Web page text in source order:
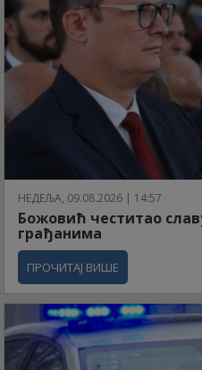
НЕДЕЉА, 09.08.2026 | 14:57
Божовић честитао
грађанима
ПРОЧИТАЈ ВИШЕ